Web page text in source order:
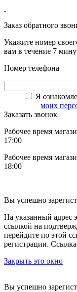
Заказ обратного
Укажите номер
вам в течение 7
Номер телефона
Я
моих
Заказать звонок
Рабочее время
17:00
Рабочее время
18:00
Вы успешно
На указанный адрес
ссылкой на
перейдите по этой
регистрации. Ссылка
Закрыть это окно
Вы успешно